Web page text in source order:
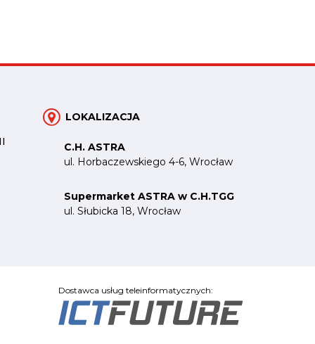
LOKALIZACJA
C.H. ASTRA
ul. Horbaczewskiego 4-6, Wrocław
Supermarket ASTRA w C.H.TGG
ul. Słubicka 18, Wrocław
Dostawca usług teleinformatycznych: